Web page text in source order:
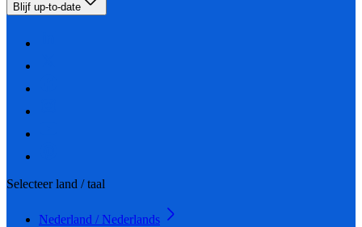
Blijf up-to-date
Selecteer land / taal
Nederland / Nederlands